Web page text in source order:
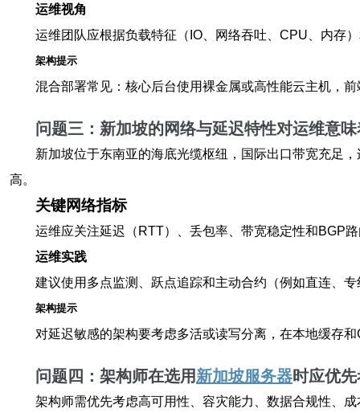
运维视角
运维团队应根据负载特征（IO、网络吞吐、CPU、内存
架构提示
混合部署常见：核心后台使用裸金属或高性能云主机，
问题三：新加坡的网络与延迟特性对运维意
新加坡位于东南亚的海底光缆枢纽，国际出口带宽充足
高。
关键网络指标
运维应关注延迟（RTT）、丢包率、带宽稳定性和BGP
运维实践
建议使用多点监测、跃点追踪和主动合约（例如直连、
架构提示
对延迟敏感的架构要考虑多活或读写分离，在本地缓存
问题四：架构师在选用新加坡服务器时应优
架构师需优先考虑高可用性、容灾能力、数据合规性、